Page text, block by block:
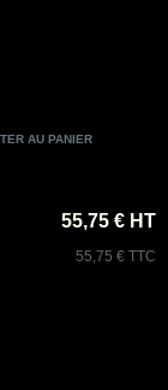
55,75 € HT
55,75 € TTC